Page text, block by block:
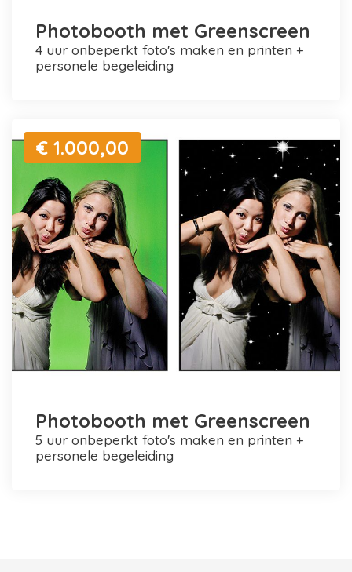
Photobooth met Greenscreen
4 uur onbeperkt foto's maken en printen +
personele begeleiding
€ 1.000,00
Photobooth met Greenscreen
5 uur onbeperkt foto's maken en printen +
personele begeleiding